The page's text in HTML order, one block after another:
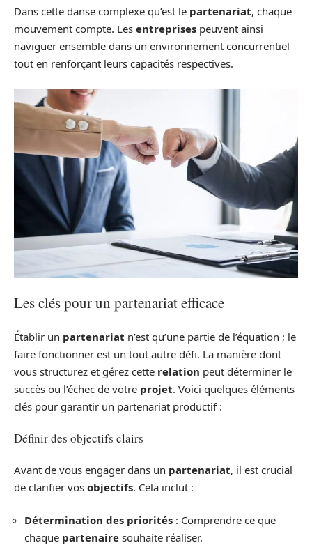
Dans cette danse complexe qu’est le partenariat, chaque
mouvement compte. Les entreprises peuvent ainsi
naviguer ensemble dans un environnement concurrentiel
tout en renforçant leurs capacités respectives.
Les clés pour un partenariat efficace
Établir un partenariat n’est qu’une partie de l’équation ; le
faire fonctionner est un tout autre défi. La manière dont
vous structurez et gérez cette relation peut déterminer le
succès ou l’échec de votre projet. Voici quelques éléments
clés pour garantir un partenariat productif :
Définir des objectifs clairs
Avant de vous engager dans un partenariat, il est crucial
de clarifier vos objectifs. Cela inclut :
Détermination des priorités : Comprendre ce que
chaque partenaire souhaite réaliser.